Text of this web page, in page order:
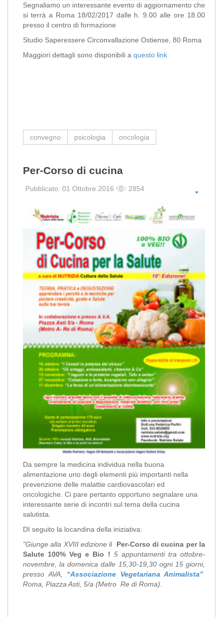
Segnaliamo un interessante evento di aggiornamento che
si terrà a Roma 18/02/2017 dalle h. 9.00 alle ore 18.00
presso il centro di formazione
Studio Saperessere Circonvallazione Ostiense, 80 Roma
Maggiori dettagli sono disponibili a questo link
convegno psicologia oncologia
Per-Corso di cucina
Pubblicato: 01 Ottobre 2016 2854
Da sempre la medicina individua nella buona
alimentazione uno degli elementi più importanti nella
prevenzione delle malattie cardiovascolari ed
oncologiche. Ci pare pertanto opportuno segnalare una
interessante serie di incontri sul tema della cucina
salutista.
DI seguito la locandina della iniziativa:
"Giunge alla XVIII edizioneil Per-Corso di cucina per la
Salute 100% Veg e Bio ! 5 appuntamenti tra ottobre-
novembre, la domenica dalle 15,30-19,30 ogni 15 giorni,
presso AVA, “Associazione Vegetariana Animalista”
Roma, Piazza Asti, 5/a (Metro Re di Roma).